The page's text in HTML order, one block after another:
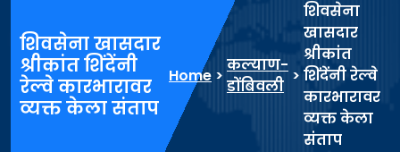
शिवसेना खासदार
श्रीकांत शिंदेंनी
रेल्वे कारभारावर
व्यक्त केला संताप
Home >
कल्याण-
डोंबिवली
>
शिवसेना
खासदार
श्रीकांत
शिंदेंनी रेल्वे
कारभारावर
व्यक्त केला
संताप